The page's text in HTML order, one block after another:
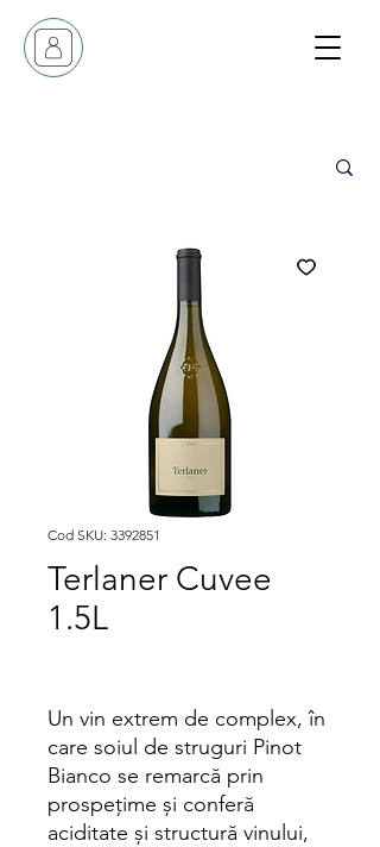
Cod SKU: 3392851
Terlaner Cuvee
1.5L
Un vin extrem de complex, în
care soiul de struguri Pinot
Bianco se remarcă prin
prospeţime şi conferă
aciditate şi structură vinului,